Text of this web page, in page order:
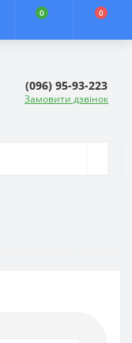
0 0
(096) 95-93-223
Замовити дзвінок